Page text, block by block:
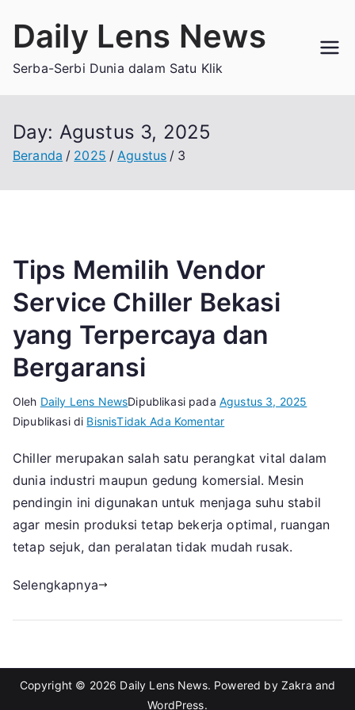
Daily Lens News
Serba-Serbi Dunia dalam Satu Klik
Day: Agustus 3, 2025
Beranda 2025 Agustus 3
Tips Memilih Vendor
Service Chiller Bekasi
yang Terpercaya dan
Bergaransi
Oleh Daily Lens NewsDipublikasi pada Agustus 3, 2025
Dipublikasi di BisnisTidak Ada Komentarpada
Memilih
Vendor
Service
Chiller
Bekasi
Bergaransi
Chiller merupakan salah satu perangkat vital dalam
dunia industri maupun gedung komersial. Mesin
pendingin ini digunakan untuk menjaga suhu stabil
agar mesin produksi tetap bekerja optimal, ruangan
tetap sejuk, dan peralatan tidak mudah rusak.
Selengkapnya
Copyright © 2026 Daily Lens News. Powered by Zakra and
WordPress.